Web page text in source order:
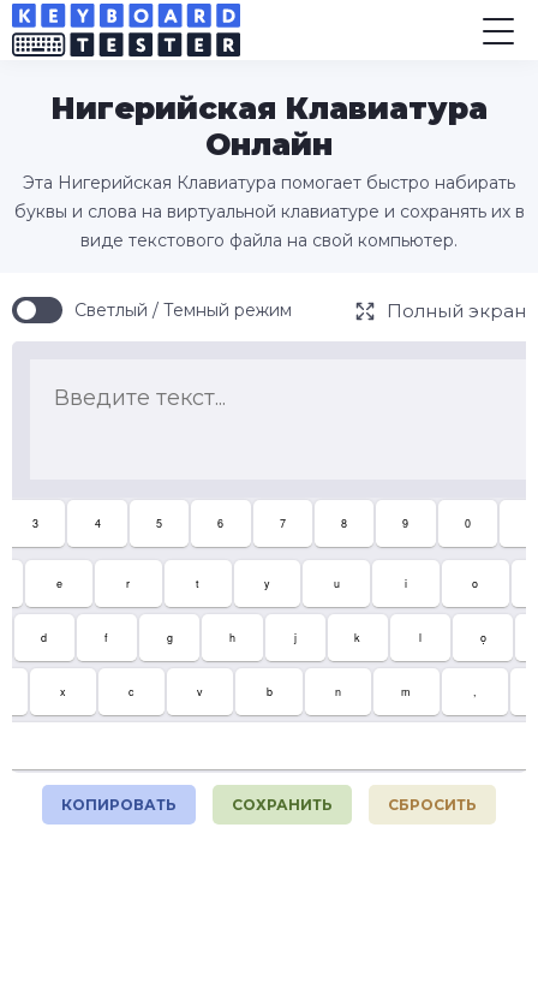
Нигерийская Клавиатура
Онлайн
Эта Нигерийская Клавиатура помогает быстро набирать
буквы и слова на виртуальной клавиатуре и сохранять их в
виде текстового файла на свой компьютер.
Светлый / Темный режим Полный экран
3 4 5 6 7 8 9 0
e r t y u i o
d f g h j k l ọ
x c v b n m
КОПИРОВАТЬ СОХРАНИТЬ СБРОСИТЬ